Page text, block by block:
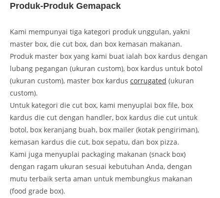
Produk-Produk Gemapack
Kami mempunyai tiga kategori produk unggulan, yakni
master box, die cut box, dan box kemasan makanan.
Produk master box yang kami buat ialah box kardus dengan
lubang pegangan (ukuran custom), box kardus untuk botol
(ukuran custom), master box kardus corrugated (ukuran
custom).
Untuk kategori die cut box, kami menyuplai box file, box
kardus die cut dengan handler, box kardus die cut untuk
botol, box keranjang buah, box mailer (kotak pengiriman),
kemasan kardus die cut, box sepatu, dan box pizza.
Kami juga menyuplai packaging makanan (snack box)
dengan ragam ukuran sesuai kebutuhan Anda, dengan
mutu terbaik serta aman untuk membungkus makanan
(food grade box).